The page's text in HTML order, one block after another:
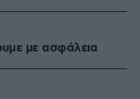
με ασφάλεια